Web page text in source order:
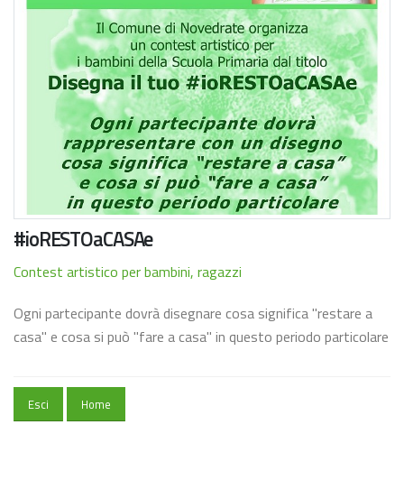
#ioRESTOaCASAe
Contest artistico per bambini, ragazzi
Ogni partecipante dovrà disegnare cosa significa "restare a
casa" e cosa si può "fare a casa" in questo periodo particolare
Esci Home